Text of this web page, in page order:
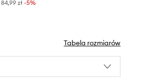
84,99 zł -5%
Tabela rozmiarów